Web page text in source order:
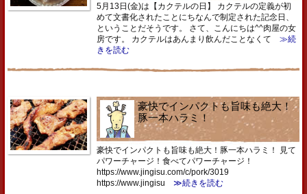
5月13日(金)は【カクテルの日】 カクテルの定義が初
めて文書化されたことにちなんで制定された記念日、
ということだそうです。 さて、こんにちは^^肉屋の女
房です。 カクテルはあんまり飲んだことなくて
≫続
きを読む
豪快でインパクトも旨味も絶大！
豚一本ハラミ！
豪快でインパクトも旨味も絶大！豚一本ハラミ！ 見て
パワーチャージ！食べてパワーチャージ！
https://www.jingisu.com/c/pork/3019
https://www.jingisu
≫続きを読む